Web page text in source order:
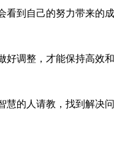
到自己的努力带来的成
调整，才能保持高效和
的人请教，找到解决问